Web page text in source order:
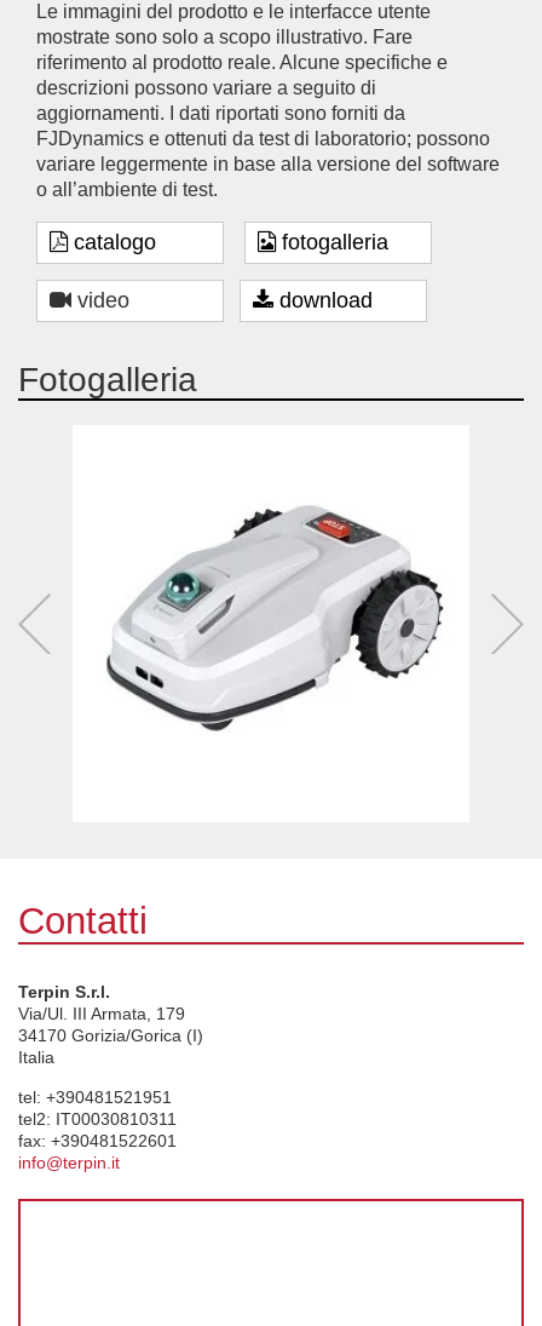
Le immagini del prodotto e le interfacce utente
mostrate sono solo a scopo illustrativo. Fare
riferimento al prodotto reale. Alcune specifiche e
descrizioni possono variare a seguito di
aggiornamenti. I dati riportati sono forniti da
FJDynamics e ottenuti da test di laboratorio; possono
variare leggermente in base alla versione del software
o all’ambiente di test.
catalogo fotogalleria
video download
Fotogalleria
Contatti
Terpin S.r.l.
Via/Ul. III Armata, 179
34170 Gorizia/Gorica (I)
Italia
tel: +390481521951
tel2: IT00030810311
fax: +390481522601
info@terpin.it